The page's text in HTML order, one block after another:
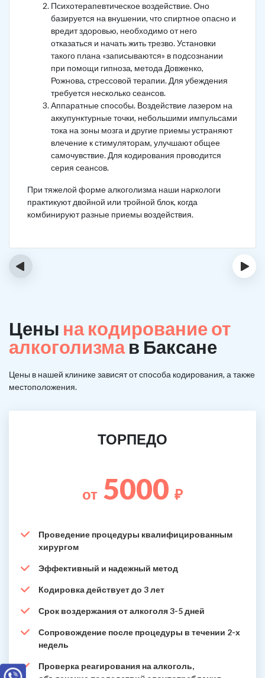
Психотерапевтическое воздействие. Оно
базируется на внушении, что спиртное опасно и
вредит здоровью, необходимо от него
отказаться и начать жить трезво. Установки
такого плана «записываются» в подсознании
при помощи гипноза, метода Довженко,
Рожнова, стрессовой терапии. Для убеждения
требуется несколько сеансов.
Аппаратные способы. Воздействие лазером на
аккупунктурные точки, небольшими импульсами
тока на зоны мозга и другие приемы устраняют
влечение к стимуляторам, улучшают общее
самочувствие. Для кодирования проводится
серия сеансов.
При тяжелой форме алкоголизма наши наркологи
практикуют двойной или тройной блок, когда
комбинируют разные приемы воздействия.
‹ ›
Цены на кодирование от
алкоголизмав Баксане
Цены в нашей клинике зависят от способа кодирования, а также
местоположения.
ТОРПЕДО
от 5000 ₽
Проведение процедуры квалифицированным
хирургом
Эффективный и надежный метод
Кодировка действует до 3 лет
Срок воздержания от алкоголя 3-5 дней
Сопровождение после процедуры в течении 2-х
недель
Проверка реагирования на алкоголь,